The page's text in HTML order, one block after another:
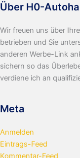
Über H0-
Wir freuen uns über
betrieben und Sie
anderen Werbe-Link
sichern so das
verdiene ich an
Meta
Anmelden
Eintrags-Feed
Kommentar-Feed